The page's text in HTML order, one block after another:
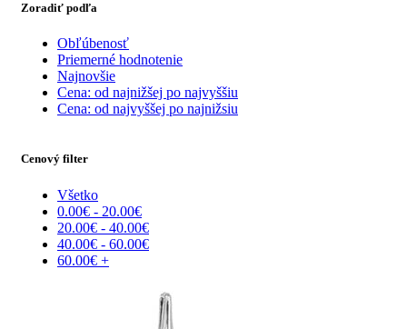
Zoradiť podľa
Obľúbenosť
Priemerné hodnotenie
Najnovšie
Cena: od najnižšej po najvyššiu
Cena: od najvyššej po najnižsiu
Cenový filter
Všetko
0.00€ - 20.00€
20.00€ - 40.00€
40.00€ - 60.00€
60.00€ +